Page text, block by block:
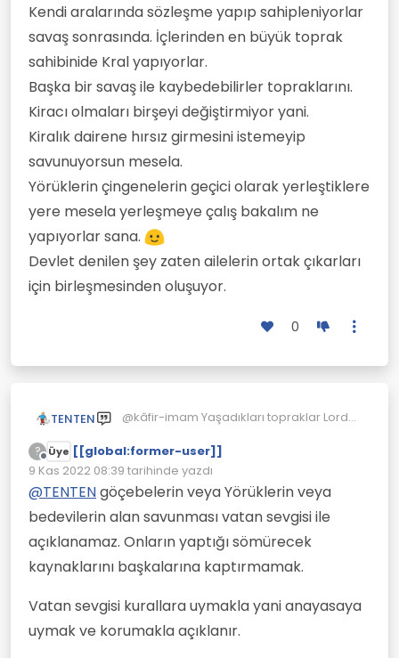
Kendi aralarında sözleşme yapıp sahipleniyorlar
savaş sonrasında. İçlerinden en büyük toprak
sahibinide Kral yapıyorlar.
Başka bir savaş ile kaybedebilirler topraklarını.
Kiracı olmaları birşeyi değiştirmiyor yani.
Kiralık dairene hırsız girmesini istemeyip
savunuyorsun mesela.
Yörüklerin çingenelerin geçici olarak yerleştiklere
yere mesela yerleşmeye çalış bakalım ne
yapıyorlar sana.
Devlet denilen şey zaten ailelerin ortak çıkarları
için birleşmesinden oluşuyor.
0
TENTEN
@kâfir-imam Yaşadıkları topraklar Lord
ağalarınada ait değil.
Savaş sonucu ganimet olarak elde
edilmiş sahip oldukları topraklar.
Kendi aralarında sözleşme yapıp
sahipleniyorlar savaş sonrasında.
İçlerinden en büyük toprak sahibinide
Kral yapıyorlar.
Başka bir savaş ile kaybedebilirler
Kiracı olmaları birşeyi değiştirmiyor yani.
savunuyorsun mesela.
?
Çevrimdışı
Üye [[global:former-user]]
9 Kas 2022 08:39 tarihinde yazdı
Son düzenleyen:
@TENTENgöçebelerin veya Yörüklerin veya
bedevilerin alan savunması vatan sevgisi ile
açıklanamaz. Onların yaptığı sömürecek
kaynaklarını başkalarına kaptırmamak.
Vatan sevgisi kurallara uymakla yani anayasaya
uymak ve korumakla açıklanır.